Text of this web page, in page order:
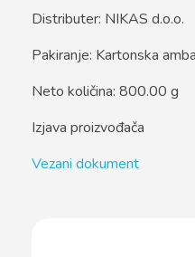
Distributer: NIKAS d.o.o.
Pakiranje: Kartonska
Neto količina: 800.00 g
Izjava proizvođača
Vezani dokument